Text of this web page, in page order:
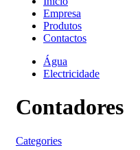
Empresa
Produtos
Contactos
Água
Electricidade
Contadores
Categories